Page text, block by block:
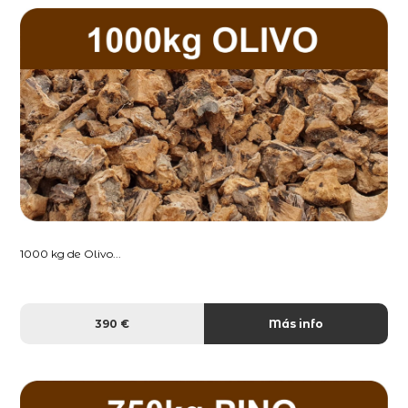
1000 kg de Olivo...
390 € Más info